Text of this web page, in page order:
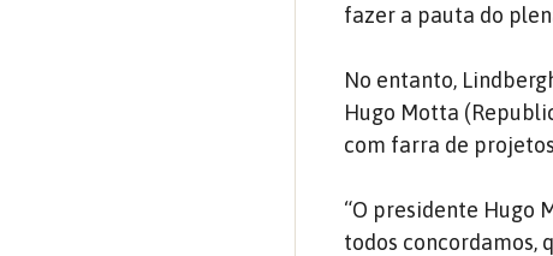
fazer a pauta do
No entanto,
Hugo Motta
com farra de
“O presidente Hugo
todos concordamos,